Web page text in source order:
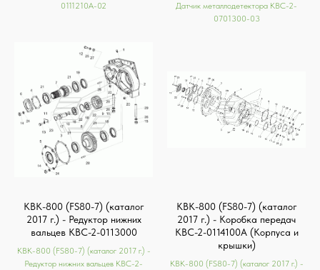
0111210А-02
Датчик металлодетектора КВС-2-
0701300-03
КВК-800 (FS80-7) (каталог
2017 г.) - Редуктор нижних
вальцев КВС-2-0113000
КВК-800 (FS80-7) (каталог 2017 г.) -
Редуктор нижних вальцев КВС-2-
КВК-800 (FS80-7) (каталог
2017 г.) - Коробка передач
КВС-2-0114100А (Корпуса и
крышки)
КВК-800 (FS80-7) (каталог 2017 г.) -